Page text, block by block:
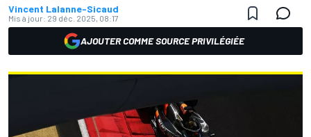
Vincent Lalanne-Sicaud
Mis à jour: 29 déc. 2025, 08:17
AJOUTER COMME SOURCE PRIVILÉGIÉE